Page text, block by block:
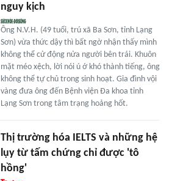
nguy kịch
Ông N.V.H. (49 tuổi, trú xã Ba Sơn, tỉnh Lạng
Sơn) vừa thức dậy thì bất ngờ nhận thấy mình
không thể cử động nửa người bên trái. Khuôn
mặt méo xệch, lời nói ú ớ khó thành tiếng, ông
không thể tự chủ trong sinh hoạt. Gia đình vội
vàng đưa ông đến Bệnh viện Đa khoa tỉnh
Lạng Sơn trong tâm trạng hoảng hốt.
Thị trường hóa IELTS và những hệ
lụy từ tấm chứng chỉ được 'tô
hồng'